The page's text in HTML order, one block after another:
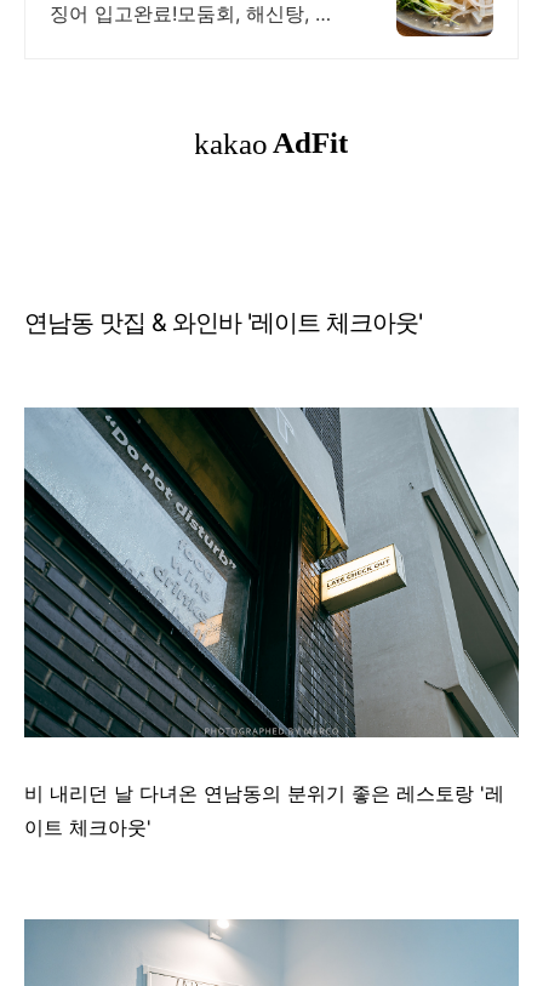
징어 입고완료!모둠회, 해신탕, 낙
연남동 맛집 & 와인바 '레이트 체크아웃'
비 내리던 날 다녀온 연남동의 분위기 좋은 레스토랑 '레
이트 체크아웃'